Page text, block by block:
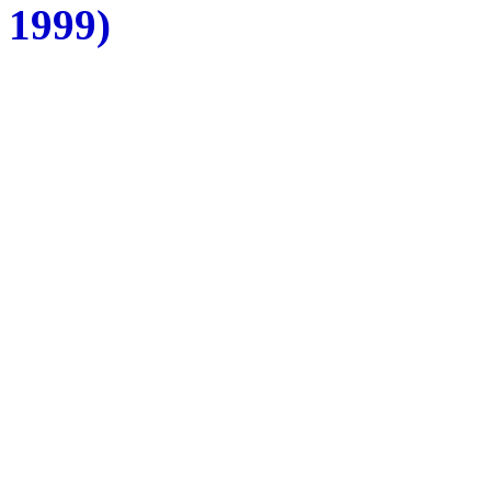
1999)